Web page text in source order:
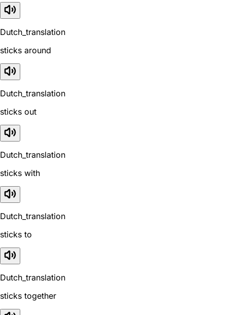
Dutch_translation
sticks around
Dutch_translation
sticks out
Dutch_translation
sticks with
Dutch_translation
sticks to
Dutch_translation
sticks together